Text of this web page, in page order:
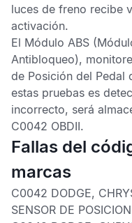
luces de freno recibe
activación.
El Módulo ABS
Antibloqueo),
de Posición del Pedal
estas pruebas es
incorrecto, será
C0042 OBDII.
Fallas del
marcas
C0042 DODGE,
SENSOR DE